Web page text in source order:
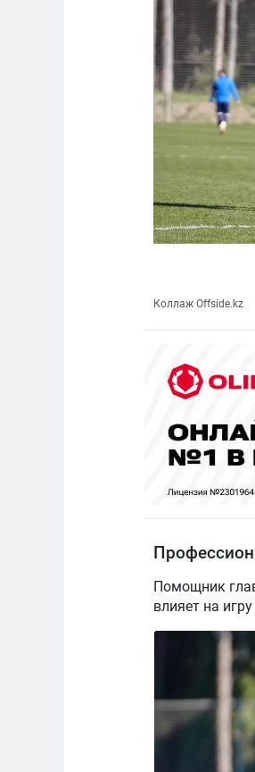
Коллаж Offside.kz
Помощник
влияет на